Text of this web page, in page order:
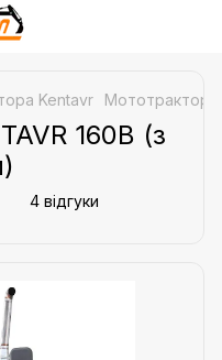
Kentavr Мототрактор
160B (з
4 відгуки